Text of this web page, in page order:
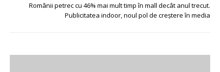
Românii petrec cu 46% mai mult timp în mall decât anul trecut.
Publicitatea indoor, noul pol de creștere în media